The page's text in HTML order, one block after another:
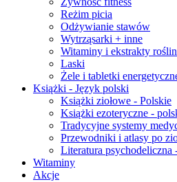
Reżim picia
Odżywianie stawów
Wytrząsarki + inne
Witaminy i ekstrakty
Laski
Żele i tabletki
Książki - Język polski
Książki ziołowe - Polskie
Książki ezoteryczne -
Tradycyjne systemy
Przewodniki i atlasy po
Literatura psychodeliczna
Witaminy
Akcje